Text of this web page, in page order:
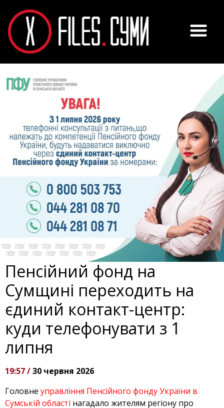
Пенсійний фонд на
Сумщині переходить на
єдиний контакт-центр:
куди телефонувати з 1
липня
19:57 /30 червня 2026
Головне управління Пенсійного фонду України в
Сумській області нагадало жителям регіону про